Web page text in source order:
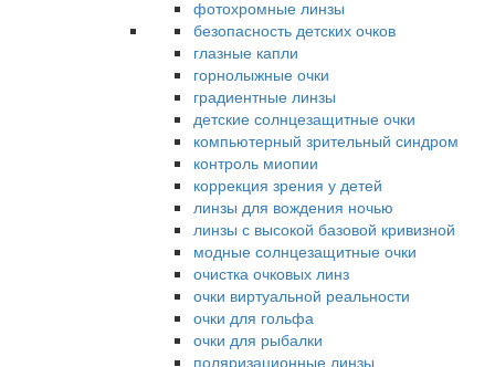
фотохромные линзы
безопасность детских очков
глазные капли
горнолыжные очки
градиентные линзы
детские солнцезащитные очки
компьютерный зрительный синдром
контроль миопии
коррекция зрения у детей
линзы для вождения ночью
линзы с высокой базовой кривизной
модные солнцезащитные очки
очистка очковых линз
очки виртуальной реальности
очки для гольфа
очки для рыбалки
поляризационные линзы